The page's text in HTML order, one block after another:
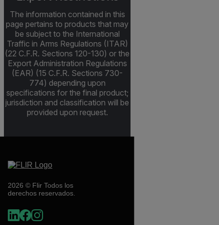
The information contained in this
page pertains to products that may
be subject to the International
Traffic in Arms Regulations (ITAR)
(22 C.F.R. Sections 120-130) or the
Export Administration Regulations
(EAR) (15 C.F.R. Sections 730-
774) depending upon
specifications for the final product;
jurisdiction and classification will be
provided upon request.
2026 © Flir Todos los
derechos reservados.